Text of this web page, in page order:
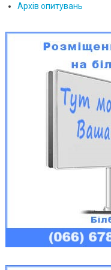
Архів опитувань